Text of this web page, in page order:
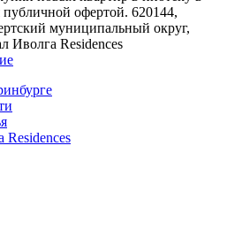
публичной офертой. 620144,
муниципальный округ,
Иволга Residences